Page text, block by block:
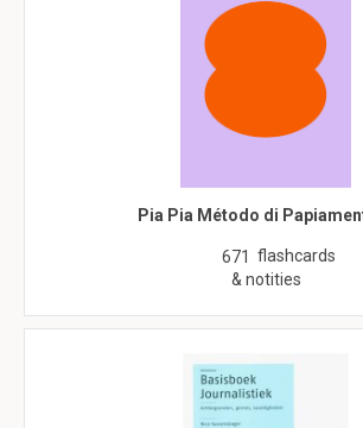
Pia Pia Método di
671 flashcards
& notities